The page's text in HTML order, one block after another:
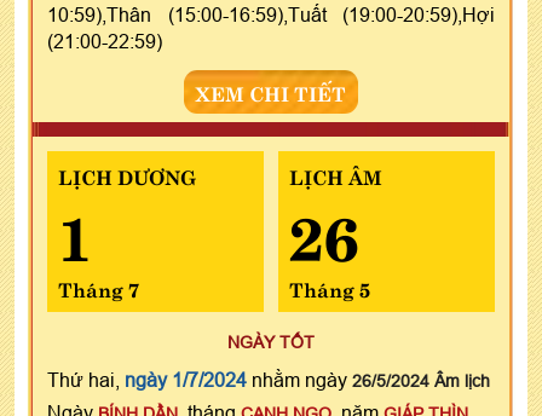
10:59),Thân (15:00-16:59),Tuất (19:00-20:59),Hợi
(21:00-22:59)
XEM CHI TIẾT
LỊCH DƯƠNG
1
Tháng 7
LỊCH ÂM
26
Tháng 5
NGÀY TỐT
Thứ hai, ngày 1/7/2024 nhằm ngày 26/5/2024 Âm lịch